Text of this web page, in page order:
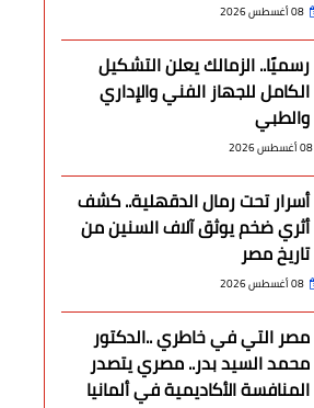
08 أغسطس 2026
رسميًا.. الزمالك يعلن التشكيل
الكامل للجهاز الفني والإداري
والطبي
08 أغسطس 2026
أسرار تحت رمال الدقهلية.. كشف
أثري ضخم يوثق آلاف السنين من
تاريخ مصر
08 أغسطس 2026
مصر التي في خاطري ..الدكتور
محمد السيد بدر.. مصري يتصدر
المنافسة الأكاديمية في ألمانيا